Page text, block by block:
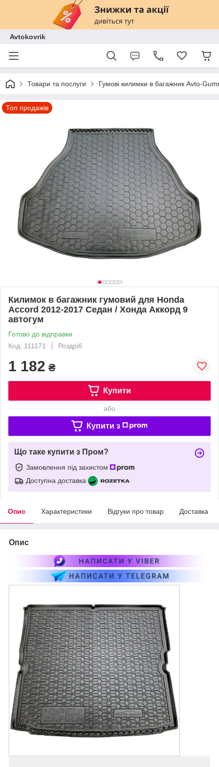
Avtokovrik
Товари та послуги Гумові килимки в багажник Avto-
Топ продажів
Килимок в багажник гумовий для Honda
Accord 2012-2017 Седан / Хонда Аккорд 9
автогум
Готово до відправки
Код: 111171
Роздріб
1 182 ₴
Купити
або
Купити з
Що таке купити з Пром?
Замовлення під захистом
Доступна доставка
Опис Характеристики Відгуки про товар Доставка
Опис